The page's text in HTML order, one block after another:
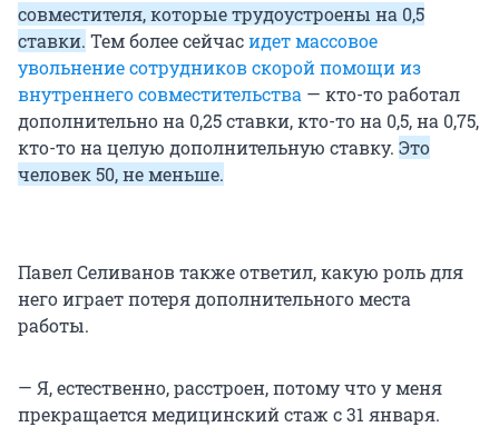
совместителя, которые трудоустроены на 0,5
ставки. Тем более сейчасидет массовое
увольнение сотрудников скорой помощи из
внутреннего совместительства — кто-то работал
дополнительно на 0,25 ставки, кто-то на 0,5, на 0,75,
кто-то на целую дополнительную ставку. Это
человек 50, не меньше.
Павел Селиванов также ответил, какую роль для
него играет потеря дополнительного места
работы.
— Я, естественно, расстроен, потому что у меня
прекращается медицинский стаж с 31 января.